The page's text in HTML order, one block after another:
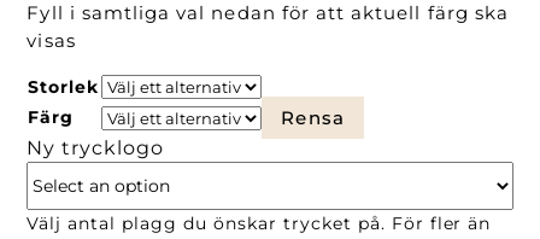
Fyll i samtliga val nedan för att aktuell färg ska
visas
Storlek
Färg
Rensa
Ny trycklogo
Välj antal plagg du önskar trycket på. För fler än